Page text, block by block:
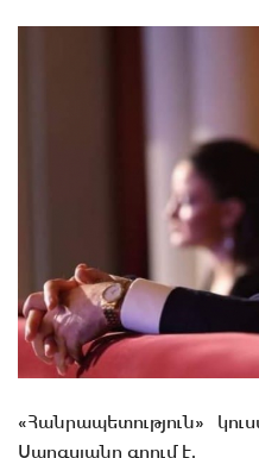
«Հանրապետություն»
Սարգսյանը գրում է.